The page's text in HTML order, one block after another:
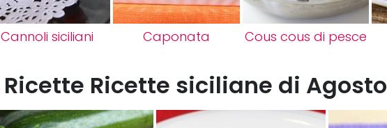
Cannoli siciliani Caponata Cous cous di pesce
Ricette Ricette siciliane di Agosto